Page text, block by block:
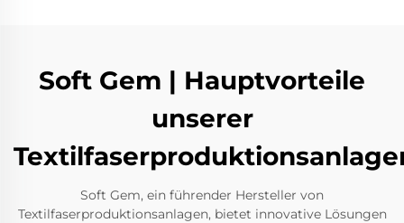
Soft Gem | Hauptvorteile
unserer
Soft Gem, ein führender Hersteller von
Textilfaserproduktionsanlagen, bietet innovative Lösungen